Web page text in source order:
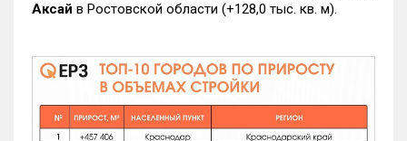
Аксай в Ростовской области (+128,0 тыс. кв. м).